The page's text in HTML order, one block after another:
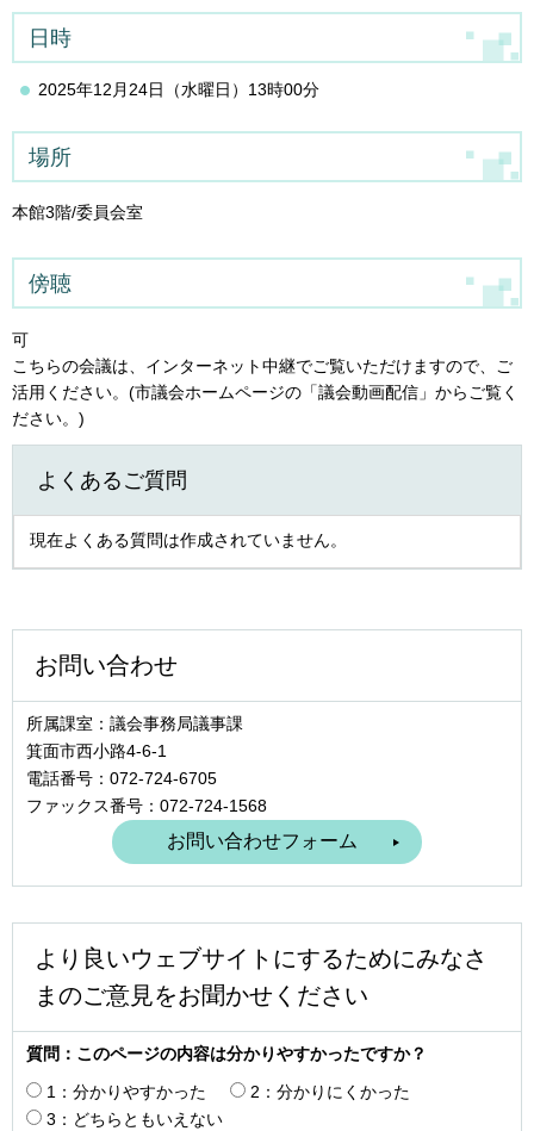
日時
2025年12月24日（水曜日）13時00分
場所
本館3階/委員会室
傍聴
可
こちらの会議は、インターネット中継でご覧いただけますので、ご
活用ください。(市議会ホームページの「議会動画配信」からご覧く
ださい。)
よくあるご質問
現在よくある質問は作成されていません。
お問い合わせ
所属課室：議会事務局議事課
箕面市西小路4‐6‐1
電話番号：072-724-6705
ファックス番号：072-724-1568
より良いウェブサイトにするためにみなさ
まのご意見をお聞かせください
質問：このページの内容は分かりやすかったですか？
1：分かりやすかった
2：分かりにくかった
3：どちらともいえない